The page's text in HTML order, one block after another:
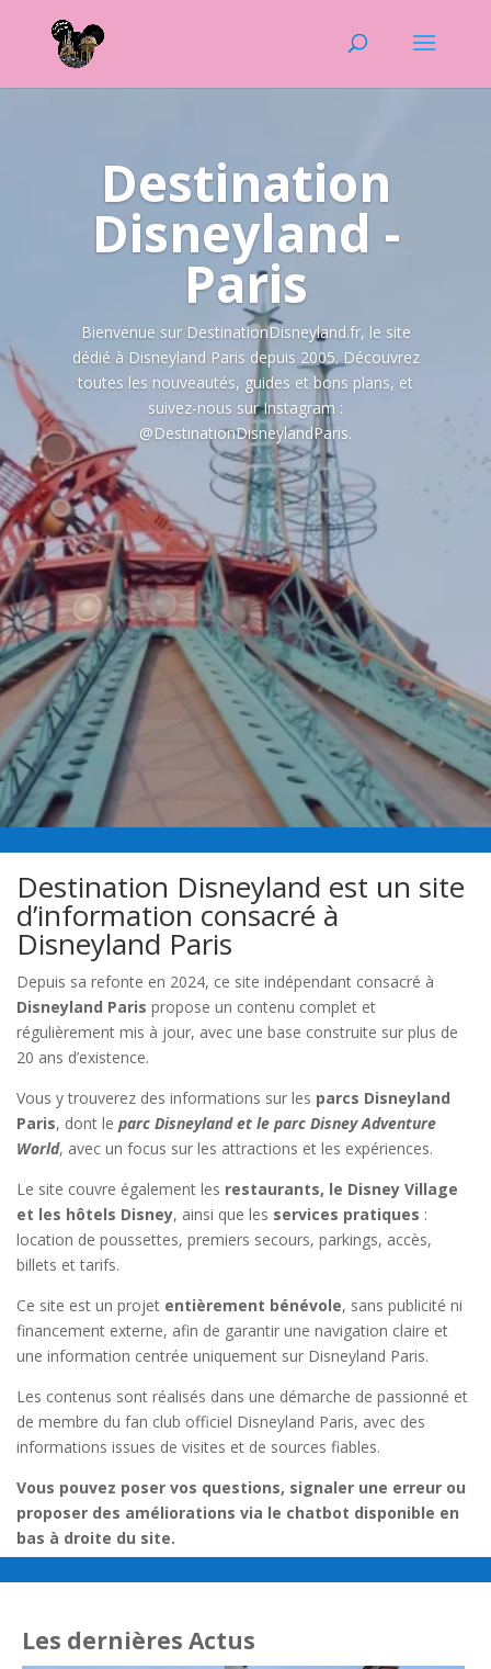
Destination
Disneyland -
Paris
Bienvenue sur DestinationDisneyland.fr, le site
dédié à Disneyland Paris depuis 2005. Découvrez
toutes les nouveautés, guides et bons plans, et
suivez-nous sur Instagram :
@DestinationDisneylandParis.
Destination Disneyland est un site
d’information consacré à
Disneyland Paris
Depuis sa refonte en 2024, ce site indépendant consacré à
Disneyland Paris propose un contenu complet et
régulièrement mis à jour, avec une base construite sur plus de
20 ans d’existence.
Vous y trouverez des informations sur les parcs Disneyland
Paris, dont le parc Disneyland et le parc Disney Adventure
World, avec un focus sur les attractions et les expériences.
Le site couvre également les restaurants, le Disney Village
et les hôtels Disney, ainsi que les services pratiques :
location de poussettes, premiers secours, parkings, accès,
billets et tarifs.
Ce site est un projet entièrement bénévole, sans publicité ni
financement externe, afin de garantir une navigation claire et
une information centrée uniquement sur Disneyland Paris.
Les contenus sont réalisés dans une démarche de passionné et
de membre du fan club officiel Disneyland Paris, avec des
informations issues de visites et de sources fiables.
Vous pouvez poser vos questions, signaler une erreur ou
proposer des améliorations via le chatbot disponible en
bas à droite du site.
Les dernières Actus